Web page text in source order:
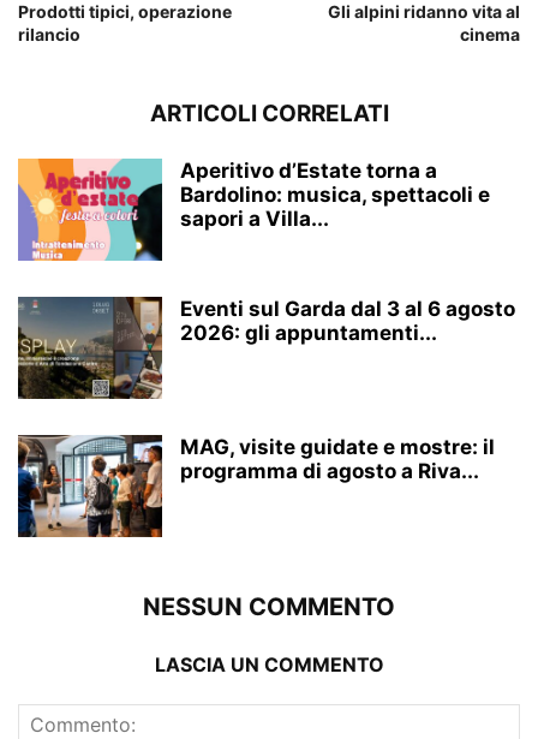
Prodotti tipici, operazione
rilancio
Gli alpini ridanno vita al
cinema
ARTICOLI CORRELATI
Aperitivo d’Estate torna a
Bardolino: musica, spettacoli e
sapori a Villa...
Eventi sul Garda dal 3 al 6 agosto
2026: gli appuntamenti...
MAG, visite guidate e mostre: il
programma di agosto a Riva...
NESSUN COMMENTO
LASCIA UN COMMENTO